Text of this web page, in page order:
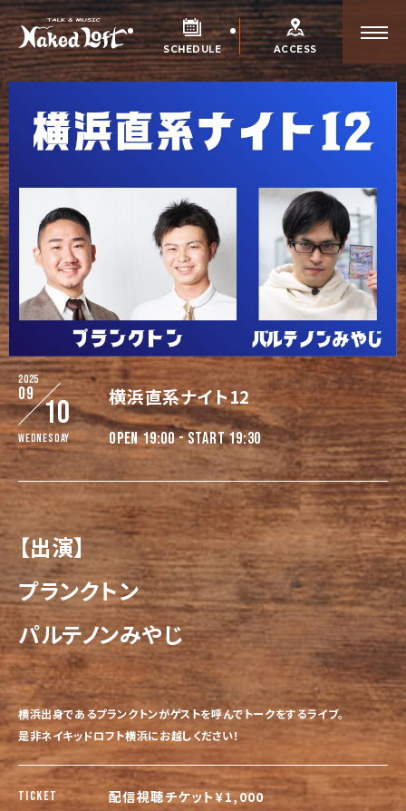
SCHEDULE ACCESS
2025
09
10
Wednesday
横浜直系ナイト12
OPEN 19:00 - START 19:30
【出演】
プランクトン
パルテノンみやじ
横浜出身であるプランクトンがゲストを呼んでトークをするライブ。
是非ネイキッドロフト横浜にお越しください！
TICKET
配信視聴チケット¥1,000